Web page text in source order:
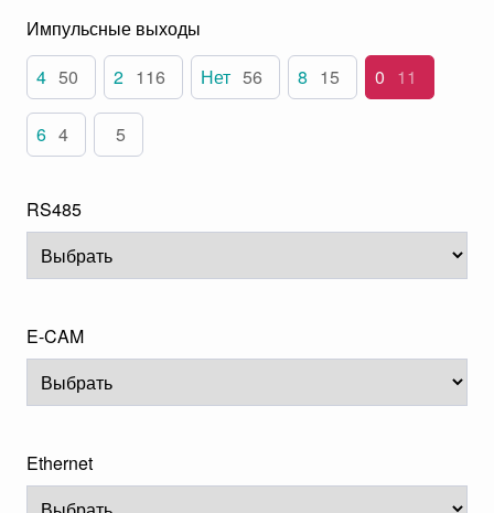
Импульсные выходы
4 50 2 116 Нет 56 8 15 0 11
6 4 5
RS485
E-CAM
Ethernet